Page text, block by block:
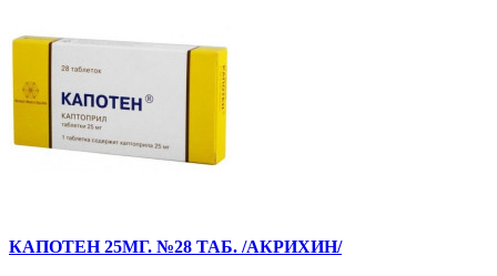
КАПОТЕН 25МГ. №28 ТАБ. /АКРИХИН/